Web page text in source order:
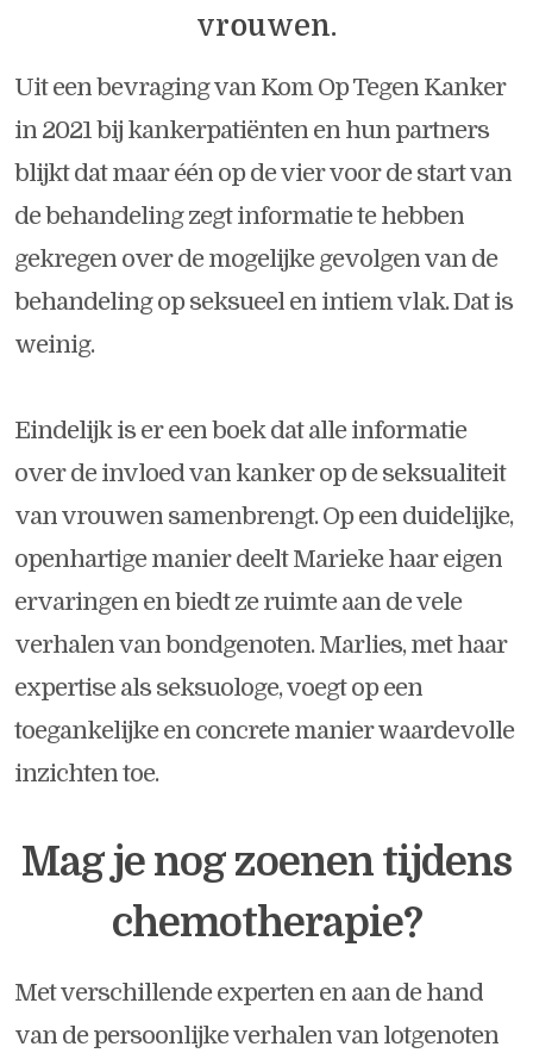
vrouwen.
Uit een bevraging van Kom Op Tegen Kanker
in 2021 bij kankerpatiënten en hun partners
blijkt dat maar één op de vier voor de start van
de behandeling zegt informatie te hebben
gekregen over de mogelijke gevolgen van de
behandeling op seksueel en intiem vlak. Dat is
weinig.
Eindelijk is er een boek dat alle informatie
over de invloed van kanker op de seksualiteit
van vrouwen samenbrengt. Op een duidelijke,
openhartige manier deelt Marieke haar eigen
ervaringen en biedt ze ruimte aan de vele
verhalen van bondgenoten. Marlies, met haar
expertise als seksuologe, voegt op een
toegankelijke en concrete manier waardevolle
inzichten toe.
Mag je nog zoenen tijdens
chemotherapie?
Met verschillende experten en aan de hand
van de persoonlijke verhalen van lotgenoten